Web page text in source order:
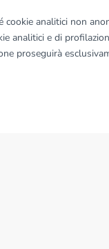
analitici non
analitici e di
proseguirà